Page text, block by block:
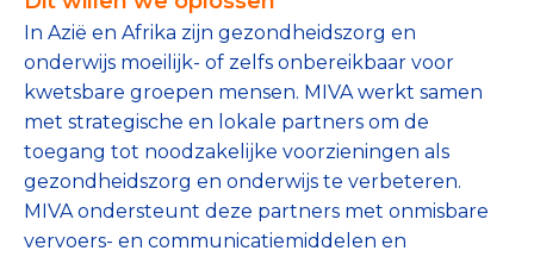
State of the Sector
Het Nederlandse Donateurspanel
Contact & Signalen
Check keurmerk goede doelen
In Azië en Afrika zijn gezondheidszorg en
onderwijs moeilijk- of zelfs onbereikbaar voor
kwetsbare groepen mensen. MIVA werkt samen
met strategische en lokale partners om de
toegang tot noodzakelijke voorzieningen als
gezondheidszorg en onderwijs te verbeteren.
MIVA ondersteunt deze partners met onmisbare
vervoers- en communicatiemiddelen en